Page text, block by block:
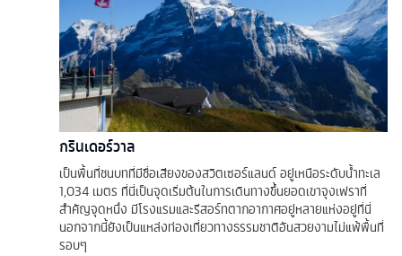
กรินเดอร์วาล
เป็นพื้นที่ชนบทที่มีชื่อเสียงของสวิตเซอร์แลนด์ อยู่เหนือระดับน้ำทะเล
1,034 เมตร ที่นี่เป็นจุดเริ่มต้นในการเดินทางขึ้นยอดเขาจุงเฟราที่
สำคัญจุดหนึ่ง มีโรงแรมและรีสอร์ทตากอากาศอยู่หลายแห่งอยู่ที่นี่
นอกจากนี้ยังเป็นแหล่งท่องเที่ยวทางธรรมชาติอันสวยงามไม่แพ้พื้นที่
รอบๆ